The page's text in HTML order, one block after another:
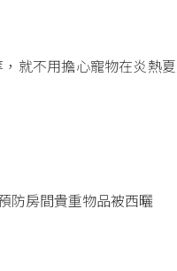
就不用擔心寵物在炎熱
防房間貴重物品被西曬